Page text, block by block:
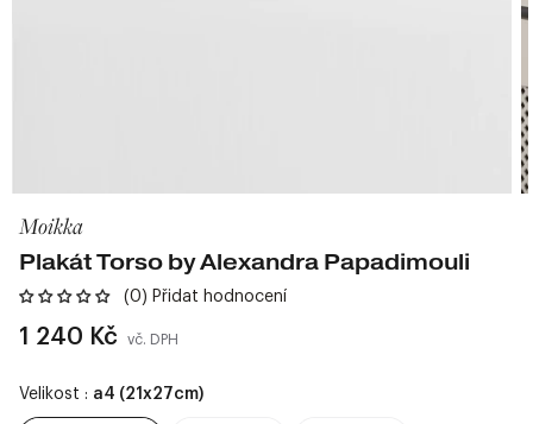
Moikka
Plakát Torso by Alexandra Papadimouli
(0) Přidat hodnocení
1 240 Kč
cena
vč. DPH
Velikost : a4 (21x27cm)